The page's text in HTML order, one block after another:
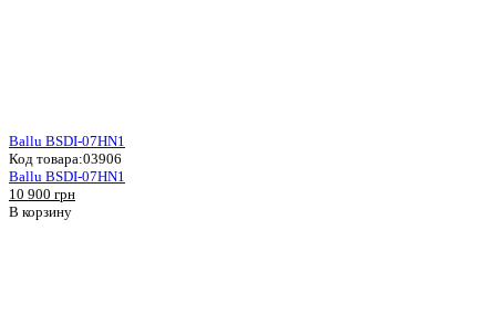
Ballu BSDI-07HN1
Код товара:03906
Ballu BSDI-07HN1
10 900 грн
В корзину